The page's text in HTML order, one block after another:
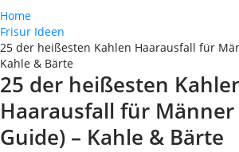
Home
Frisur Ideen
25 der heißesten Kahlen Haarausfall für
Kahle & Bärte
25 der heißesten
Haarausfall für Männer
Guide) – Kahle & Bärte